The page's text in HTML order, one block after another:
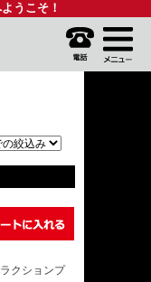
うこそ！